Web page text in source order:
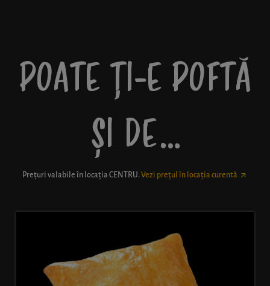
POATE ȚI-E POFTĂ
ȘI DE…
Prețuri valabile în locația CENTRU. Vezi prețul în locația curentă